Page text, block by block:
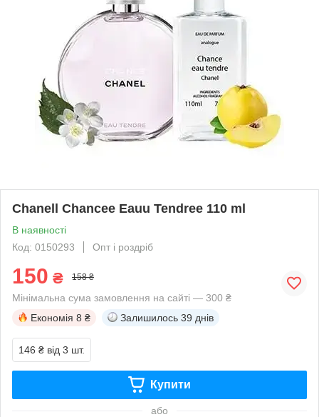
Chanell Chancee Eauu Tendree 110 ml
В наявності
Код: 0150293
Опт і роздріб
150 ₴ 158 ₴
Мінімальна сума замовлення на сайті — 300 ₴
Економія 8 ₴ Залишилось 39 днів
146 ₴ від 3 шт.
Купити
або